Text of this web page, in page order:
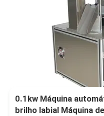
0.1kw Máquina
brilho labial Máquina